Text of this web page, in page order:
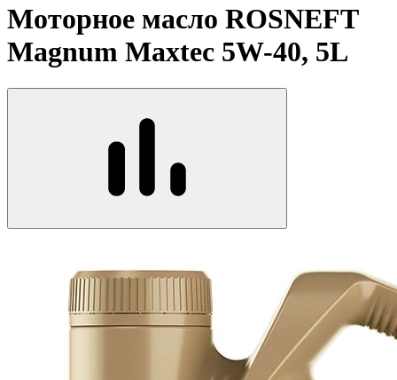
Моторное масло ROSNEFT
Magnum Maxtec 5W-40, 5L